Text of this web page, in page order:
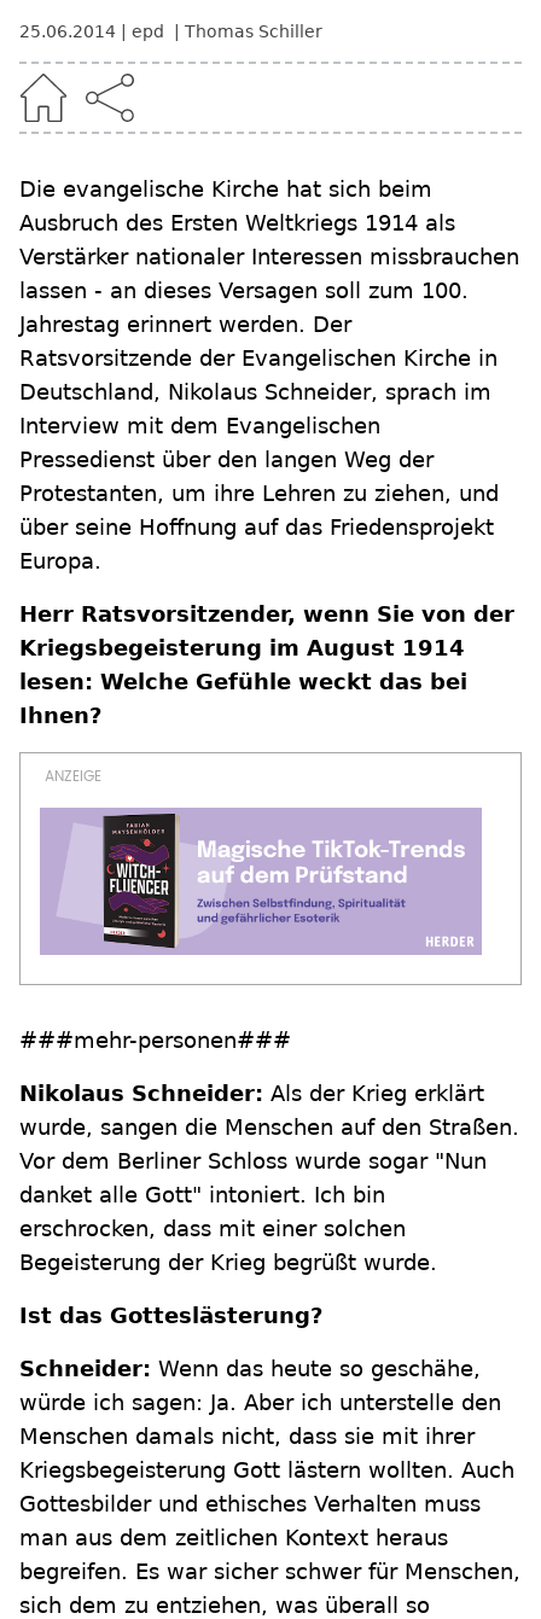
25.06.2014 epd Thomas Schiller
Die evangelische Kirche hat sich beim
Ausbruch des Ersten Weltkriegs 1914 als
Verstärker nationaler Interessen missbrauchen
lassen - an dieses Versagen soll zum 100.
Jahrestag erinnert werden. Der
Ratsvorsitzende der Evangelischen Kirche in
Deutschland, Nikolaus Schneider, sprach im
Interview mit dem Evangelischen
Pressedienst über den langen Weg der
Protestanten, um ihre Lehren zu ziehen, und
über seine Hoffnung auf das Friedensprojekt
Europa.
Herr Ratsvorsitzender, wenn Sie von der
Kriegsbegeisterung im August 1914
lesen: Welche Gefühle weckt das bei
Ihnen?
###mehr-personen###
Nikolaus Schneider: Als der Krieg erklärt
wurde, sangen die Menschen auf den Straßen.
Vor dem Berliner Schloss wurde sogar "Nun
danket alle Gott" intoniert. Ich bin
erschrocken, dass mit einer solchen
Begeisterung der Krieg begrüßt wurde.
Ist das Gotteslästerung?
Schneider: Wenn das heute so geschähe,
würde ich sagen: Ja. Aber ich unterstelle den
Menschen damals nicht, dass sie mit ihrer
Kriegsbegeisterung Gott lästern wollten. Auch
Gottesbilder und ethisches Verhalten muss
man aus dem zeitlichen Kontext heraus
begreifen. Es war sicher schwer für Menschen,
sich dem zu entziehen, was überall so